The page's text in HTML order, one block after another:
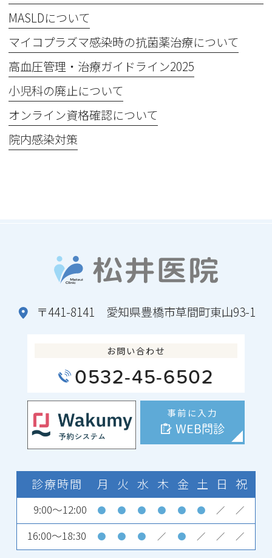
MASLDについて
マイコプラズマ感染時の抗菌薬治療について
高血圧管理・治療ガイドライン2025
小児科の廃止について
オンライン資格確認について
院内感染対策
〒441-8141 愛知県豊橋市草間町東山93-1
お問い合わせ
0532-45-6502
事前に入力
WEB問診
診療時間 月 火 水 木 金 土 日 祝
9:00～12:00 ● ● ● ● ● ● ／ ／
16:00～18:30 ● ● ● ／ ● ／ ／ ／